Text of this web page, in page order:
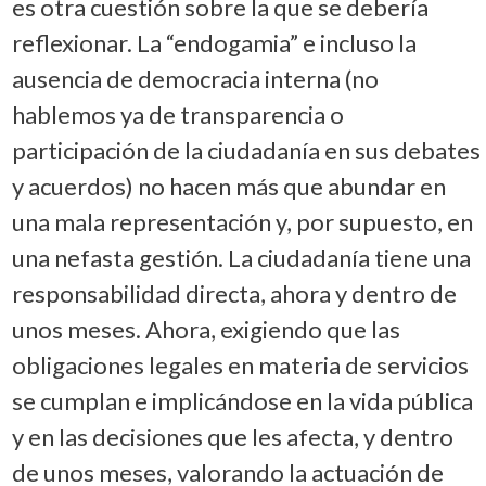
es otra cuestión sobre la que se debería
reflexionar. La “endogamia” e incluso la
ausencia de democracia interna (no
hablemos ya de transparencia o
participación de la ciudadanía en sus debates
y acuerdos) no hacen más que abundar en
una mala representación y, por supuesto, en
una nefasta gestión. La ciudadanía tiene una
responsabilidad directa, ahora y dentro de
unos meses. Ahora, exigiendo que las
obligaciones legales en materia de servicios
se cumplan e implicándose en la vida pública
y en las decisiones que les afecta, y dentro
de unos meses, valorando la actuación de